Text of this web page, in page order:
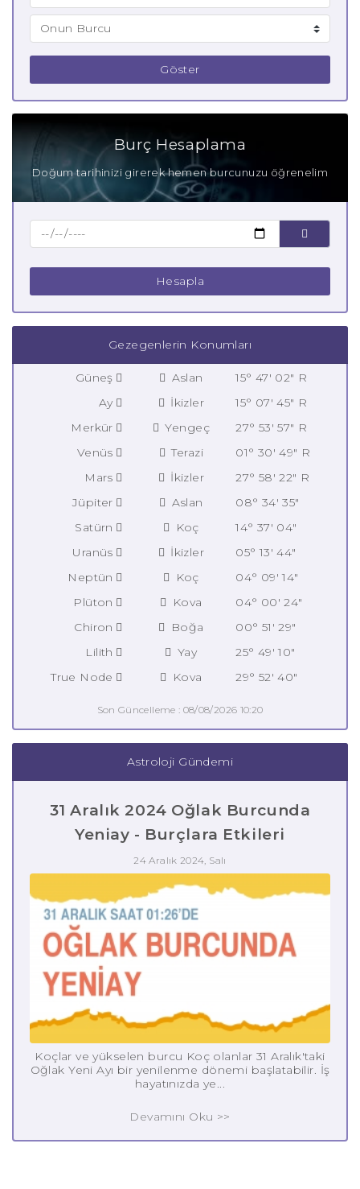
Göster
Burç Hesaplama
Doğum tarihinizi girerek hemen burcunuzu öğrenelim
Hesapla
Gezegenlerin Konumları
Güneş Aslan
15° 47' 02" R
Ay
İkizler
15° 07' 45" R
Merkür
Yengeç
27° 53' 57" R
Venüs
Terazi
01° 30' 49" R
Mars
İkizler
27° 58' 22" R
Jüpiter
Aslan
08° 34' 35"
Satürn
Koç
14° 37' 04"
Uranüs
İkizler
05° 13' 44"
Neptün
Koç
04° 09' 14"
Plüton
Kova
04° 00' 24"
Chiron
Boğa
00° 51' 29"
Lilith
Yay
25° 49' 10"
True Node
Kova 29° 52' 40"
Son Güncelleme : 08/08/2026 10:20
Astroloji Gündemi
31 Aralık 2024 Oğlak Burcunda
Yeniay - Burçlara Etkileri
24 Aralık 2024, Salı
Koçlar ve yükselen burcu Koç olanlar 31 Aralık'taki
Oğlak Yeni Ayı bir yenilenme dönemi başlatabilir. İş
hayatınızda ye...
Devamını Oku >>